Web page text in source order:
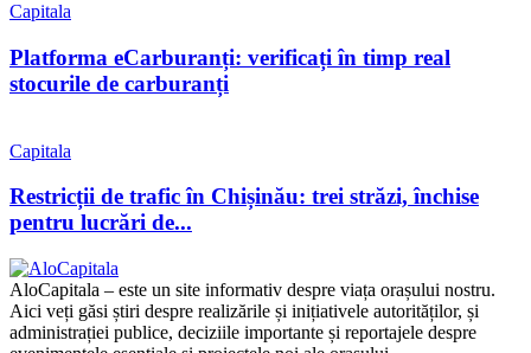
Capitala
Platforma eCarburanți: verificați în timp real
stocurile de carburanți
Capitala
Restricții de trafic în Chișinău: trei străzi, închise
pentru lucrări de...
AloCapitala – este un site informativ despre viața orașului nostru.
Aici veți găsi știri despre realizările și inițiativele autorităților, și
administrației publice, deciziile importante și reportajele despre